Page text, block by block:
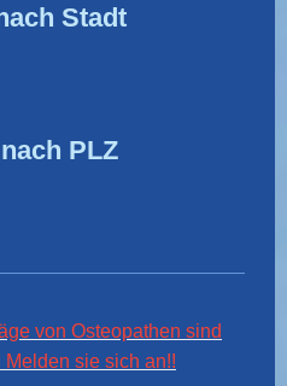
Stadt
PLZ
von Osteopathen sind
sie sich an!!